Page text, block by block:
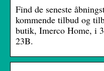
Find de seneste
kommende tilbud og
butik, Imerco Home, i
23B.